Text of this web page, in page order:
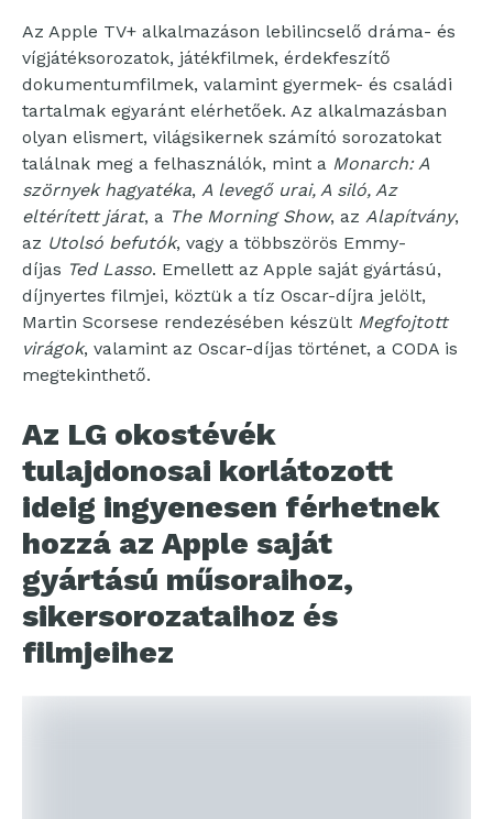
Az Apple TV+ alkalmazáson lebilincselő dráma- és
vígjátéksorozatok, játékfilmek, érdekfeszítő
dokumentumfilmek, valamint gyermek- és családi
tartalmak egyaránt elérhetőek. Az alkalmazásban
olyan elismert, világsikernek számító sorozatokat
találnak meg a felhasználók, mint a Monarch: A
szörnyek hagyatéka, A levegő urai, A siló, Az
eltérített járat, a The Morning Show, az Alapítvány,
az Utolsó befutók, vagy a többszörös Emmy-
díjas Ted Lasso. Emellett az Apple saját gyártású,
díjnyertes filmjei, köztük a tíz Oscar-díjra jelölt,
Martin Scorsese rendezésében készült Megfojtott
virágok, valamint az Oscar-díjas történet, a CODA is
megtekinthető.
Az LG okostévék
tulajdonosai korlátozott
ideig ingyenesen férhetnek
hozzá az Apple saját
gyártású műsoraihoz,
sikersorozataihoz és
filmjeihez